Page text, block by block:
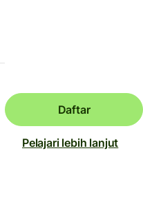
Daftar
Pelajari lebih lanjut